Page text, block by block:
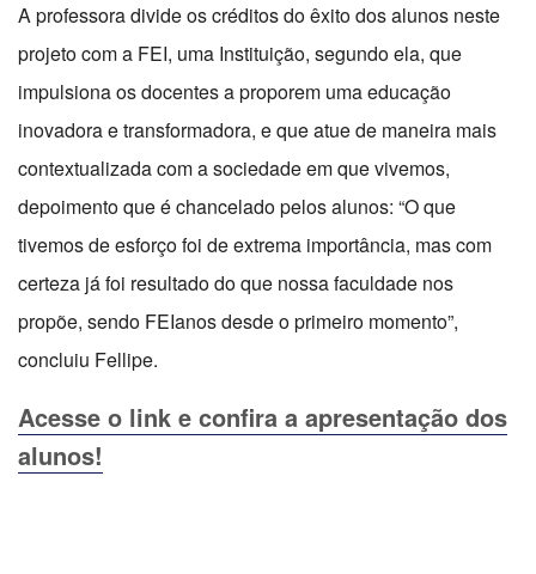
A professora divide os créditos do êxito dos alunos neste
projeto com a FEI, uma Instituição, segundo ela, que
impulsiona os docentes a proporem uma educação
inovadora e transformadora, e que atue de maneira mais
contextualizada com a sociedade em que vivemos,
depoimento que é chancelado pelos alunos: “O que
tivemos de esforço foi de extrema importância, mas com
certeza já foi resultado do que nossa faculdade nos
propõe, sendo FEIanos desde o primeiro momento”,
concluiu Fellipe.
Acesse o link e confira a apresentação dos
alunos!